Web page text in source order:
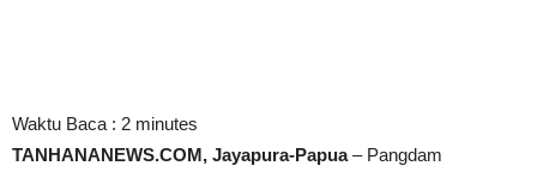
Waktu Baca : 2 minutes
TANHANANEWS.COM, Jayapura-Papua– Pangdam